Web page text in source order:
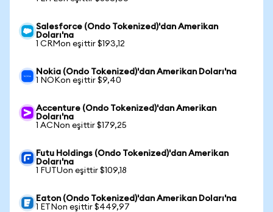
Salesforce (Ondo Tokenized)'dan Amerikan
Doları'na
1 CRMon eşittir $193,12
Nokia (Ondo Tokenized)'dan Amerikan Doları'na
1 NOKon eşittir $9,40
Accenture (Ondo Tokenized)'dan Amerikan
Doları'na
1 ACNon eşittir $179,25
Futu Holdings (Ondo Tokenized)'dan Amerikan
Doları'na
1 FUTUon eşittir $109,18
Eaton (Ondo Tokenized)'dan Amerikan Doları'na
1 ETNon eşittir $449,97